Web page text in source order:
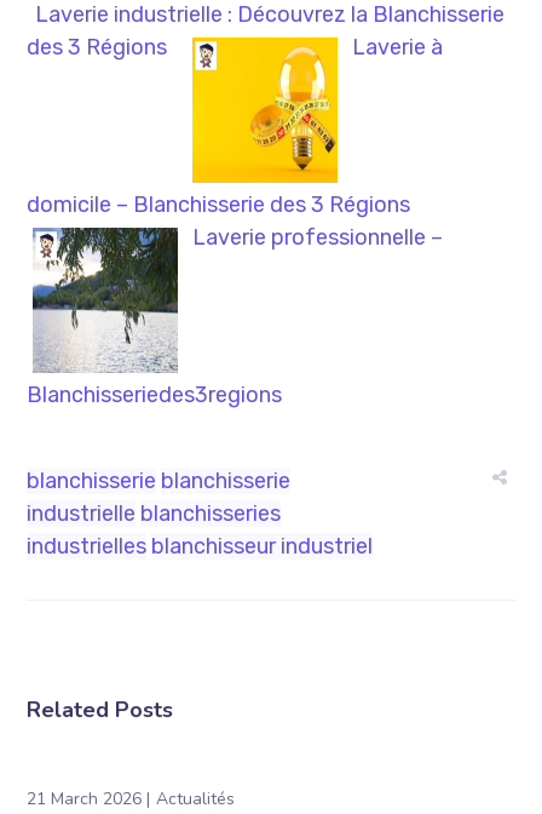
Laverie industrielle : Découvrez la Blanchisserie
des 3 Régions
Laverie à
domicile – Blanchisserie des 3 Régions
Laverie professionnelle –
Blanchisseriedes3regions
blanchisserie blanchisserie
industrielle blanchisseries
industrielles blanchisseur industriel
Related Posts
21 March 2026 Actualités